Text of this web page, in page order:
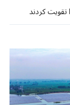
کردند